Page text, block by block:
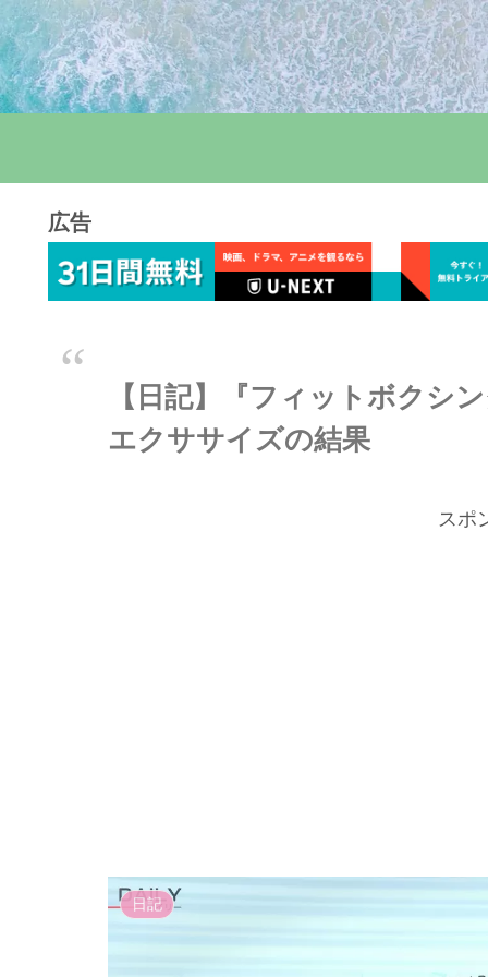
広告
【日記】『フィットボクシ
エクササイズの結果
スポ
日記